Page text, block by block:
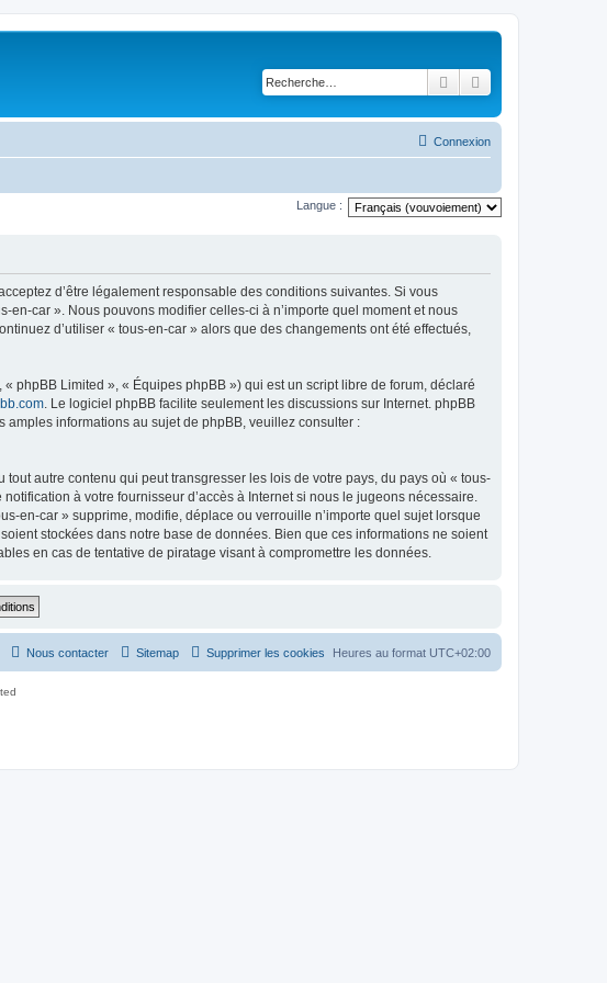
Rechercher
Connexion
Langue :
d’être légalement responsable des conditions suivantes. Si vous
en-car ». Nous pouvons modifier celles-ci à n’importe quel moment et nous
d’utiliser « tous-en-car » alors que des changements ont été effectués,
phpBB Limited », « Équipes phpBB ») qui est un script libre de forum, déclaré
. Le logiciel phpBB facilite seulement les discussions sur Internet. phpBB
amples informations au sujet de phpBB, veuillez consulter :
autre contenu qui peut transgresser les lois de votre pays, du pays où « tous-
à votre fournisseur d’accès à Internet si nous le jugeons nécessaire.
en-car » supprime, modifie, déplace ou verrouille n’importe quel sujet lorsque
stockées dans notre base de données. Bien que ces informations ne soient
en cas de tentative de piratage visant à compromettre les données.
Heures au format UTC+02:00
Supprimer les cookies
Sitemap
Nous contacter